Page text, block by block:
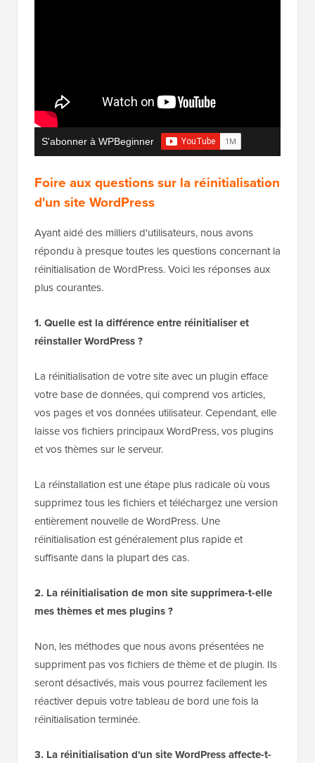
S'abonner à WPBeginner
Foire aux questions sur la réinitialisation
d'un site WordPress
Ayant aidé des milliers d'utilisateurs, nous avons
répondu à presque toutes les questions concernant la
réinitialisation de WordPress. Voici les réponses aux
plus courantes.
1. Quelle est la différence entre réinitialiser et
réinstaller WordPress ?
La réinitialisation de votre site avec un plugin efface
votre base de données, qui comprend vos articles,
vos pages et vos données utilisateur. Cependant, elle
laisse vos fichiers principaux WordPress, vos plugins
et vos thèmes sur le serveur.
La réinstallation est une étape plus radicale où vous
supprimez tous les fichiers et téléchargez une version
entièrement nouvelle de WordPress. Une
réinitialisation est généralement plus rapide et
suffisante dans la plupart des cas.
2. La réinitialisation de mon site supprimera-t-elle
mes thèmes et mes plugins ?
Non, les méthodes que nous avons présentées ne
suppriment pas vos fichiers de thème et de plugin. Ils
seront désactivés, mais vous pourrez facilement les
réactiver depuis votre tableau de bord une fois la
réinitialisation terminée.
3. La réinitialisation d'un site WordPress affecte-t-